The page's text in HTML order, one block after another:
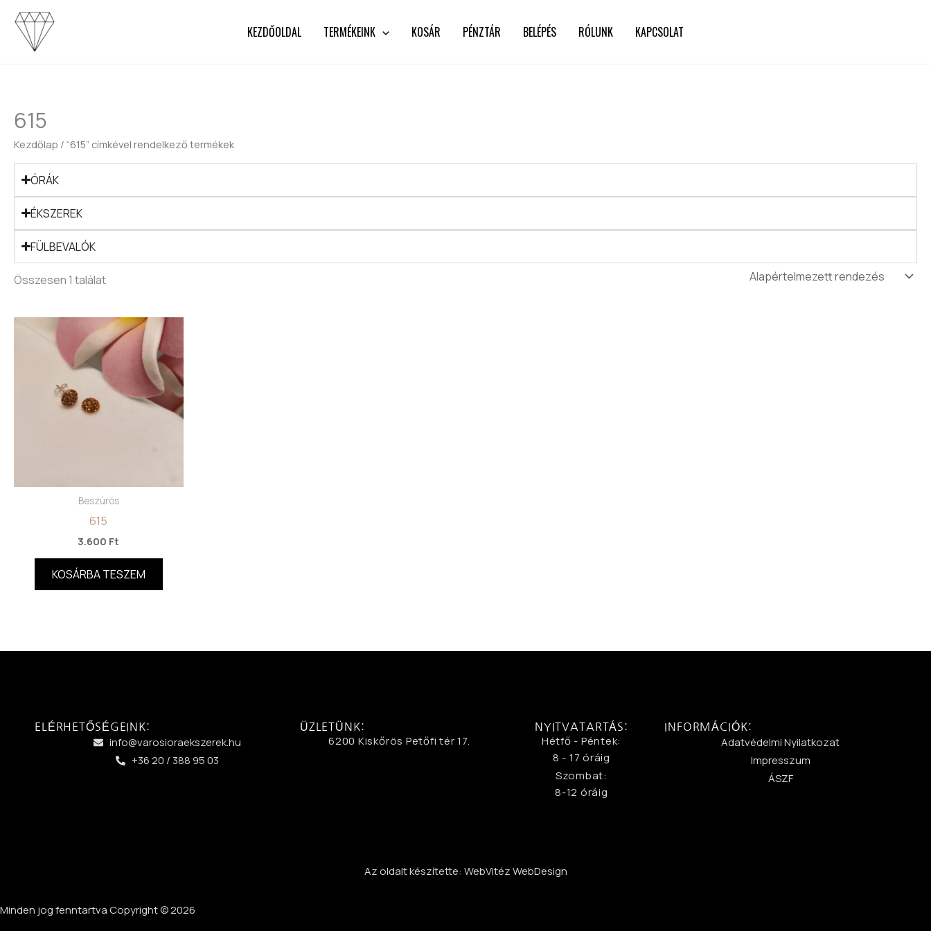
Skip
content
KEZDŐOLDAL TERMÉKEINK KOSÁR PÉNZTÁR BELÉPÉS RÓLUNK KAPCSOLAT
615
Kezdőlap / “615” címkével rendelkező termékek
ÓRÁK
ÉKSZEREK
FÜLBEVALÓK
Összesen 1 találat
Beszúrós
615
3.600 Ft
KOSÁRBA TESZEM
ELÉRHETŐSÉGEINK:
info@varosioraekszerek.hu
+36 20 / 388 95 03
ÜZLETÜNK:
6200 Kiskőrös Petőfi tér 17.
NYITVATARTÁS:
Hétfő - Péntek:
8 - 17 óráig
Szombat:
8-12 óráig
INFORMÁCIÓK:
Adatvédelmi Nyilatkozat
Impresszum
ÁSZF
Az oldalt készítette: WebVitéz WebDesign
Minden jog fenntartva Copyright © 2026